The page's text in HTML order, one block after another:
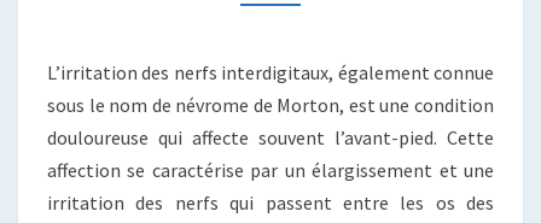
L’AVANT-
L’irritation des nerfs interdigitaux, également connue
sous le nom de névrome de Morton, est une condition
douloureuse qui affecte souvent l’avant-pied. Cette
affection se caractérise par un élargissement et une
irritation des nerfs qui passent entre les os des